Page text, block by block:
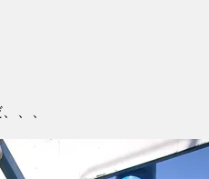
、、